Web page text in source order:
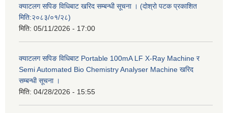
क्याटलग सपिङ विधिबाट खरिद सम्बन्धी सूचना । (दोश्रो पटक प्रकाशित
मिति:२०८३/०१/२८)
मिति: 05/11/2026 - 17:00
क्याटलग सपिङ विधिबाट Portable 100mA LF X-Ray Machine र
Semi Automated Bio Chemistry Analyser Machine खरिद
सम्बन्धी सूचना ।
मिति: 04/28/2026 - 15:55